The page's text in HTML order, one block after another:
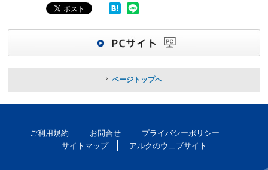
ページトップへ
ご利用規約 お問合せ
プライバシーポリシー
サイトマップ
アルクのウェブサイト